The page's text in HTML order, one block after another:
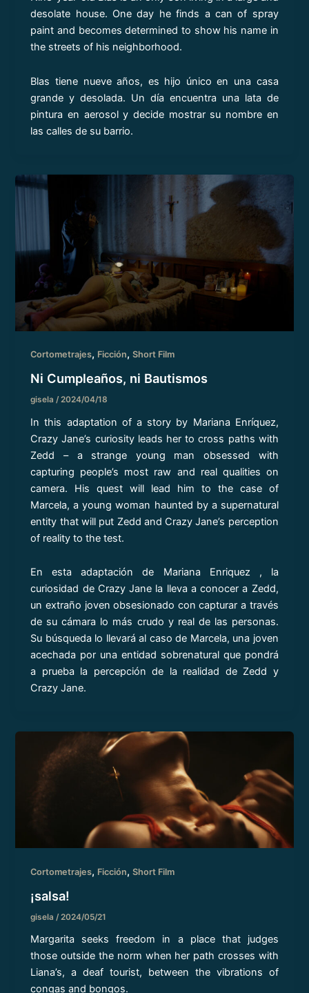
desolate house. One day he finds a can of spray
paint and becomes determined to show his name in
the streets of his neighborhood.
Blas tiene nueve años, es hijo único en una casa
grande y desolada. Un día encuentra una lata de
pintura en aerosol y decide mostrar su nombre en
las calles de su barrio.
Cortometrajes, Ficción,Short Film
Ni Cumpleaños, ni Bautismos
gisela/2024/04/18
In this adaptation of a story by Mariana Enríquez,
Crazy Jane’s curiosity leads her to cross paths with
Zedd – a strange young man obsessed with
capturing people’s most raw and real qualities on
camera. His quest will lead him to the case of
Marcela, a young woman haunted by a supernatural
entity that will put Zedd and Crazy Jane’s perception
of reality to the test.
En esta adaptación de Mariana Enriquez , la
curiosidad de Crazy Jane la lleva a conocer a Zedd,
un extraño joven obsesionado con capturar a través
de su cámara lo más crudo y real de las personas.
Su búsqueda lo llevará al caso de Marcela, una joven
acechada por una entidad sobrenatural que pondrá
a prueba la percepción de la realidad de Zedd y
Crazy Jane.
Cortometrajes, Ficción,Short Film
¡salsa!
gisela /2024/05/21
Margarita seeks freedom in a place that judges
those outside the norm when her path crosses with
Liana’s, a deaf tourist, between the vibrations of
congas and bongos.